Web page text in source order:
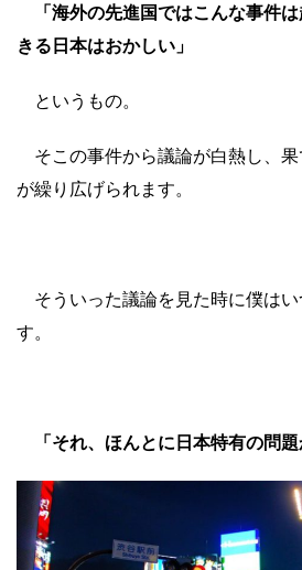
「海外の先進国ではこんな事件
きる日本はおかしい」
というもの。
そこの事件から議論が白熱し、
が繰り広げられます。
そういった議論を見た時に僕はい
す。
「それ、ほんとに日本特有の問題